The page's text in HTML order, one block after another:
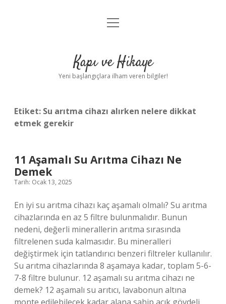
Anasayfa
Yasal Uyarı
menüyü
Kapı ve Hikaye
Yeni başlangıçlara ilham veren bilgiler!
Etiket: Su arıtma cihazı alırken nelere dikkat
etmek gerekir
11 Aşamalı Su Arıtma Cihazı Ne
Demek
Tarih: Ocak 13, 2025
En iyi su arıtma cihazı kaç aşamalı olmalı? Su arıtma
cihazlarında en az 5 filtre bulunmalıdır. Bunun
nedeni, değerli minerallerin arıtma sırasında
filtrelenen suda kalmasıdır. Bu mineralleri
değiştirmek için tatlandırıcı benzeri filtreler kullanılır.
Su arıtma cihazlarında 8 aşamaya kadar, toplam 5-6-
7-8 filtre bulunur. 12 aşamalı su arıtma cihazı ne
demek? 12 aşamalı su arıtıcı, lavabonun altına